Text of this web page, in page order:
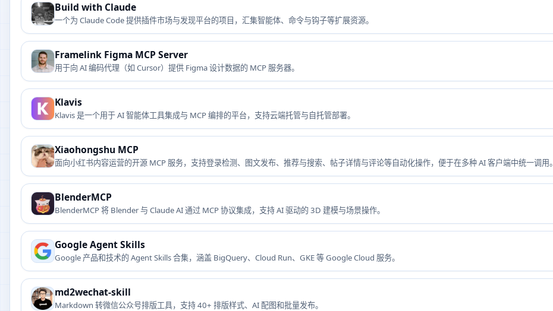
Build with Claude
一个为 Claude Code 提供插件市场与发现平台的项目，汇集智能体、命令与钩子等扩展资源。
Framelink Figma MCP Server
用于向 AI 编码代理（如 Cursor）提供 Figma 设计数据的 MCP 服务器。
Klavis
Klavis 是一个用于 AI 智能体工具集成与 MCP 编排的平台，支持云端托管与自托管部署。
Xiaohongshu MCP
面向小红书内容运营的开源 MCP 服务，支持登录检测、图文发布、推荐与搜索、帖子详情与评论等自动化操作，便于在多种 AI 客户端中统一调用。
BlenderMCP
BlenderMCP 将 Blender 与 Claude AI 通过 MCP 协议集成，支持 AI 驱动的 3D 建模与场景操作。
Google Agent Skills
Google 产品和技术的 Agent Skills 合集，涵盖 BigQuery、Cloud Run、GKE 等 Google Cloud 服务。
md2wechat-skill
Markdown 转微信公众号排版工具，支持 40+ 排版样式、AI 配图和批量发布。